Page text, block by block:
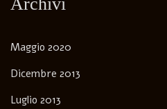
Maggio 2020
Dicembre 2013
Luglio 2013